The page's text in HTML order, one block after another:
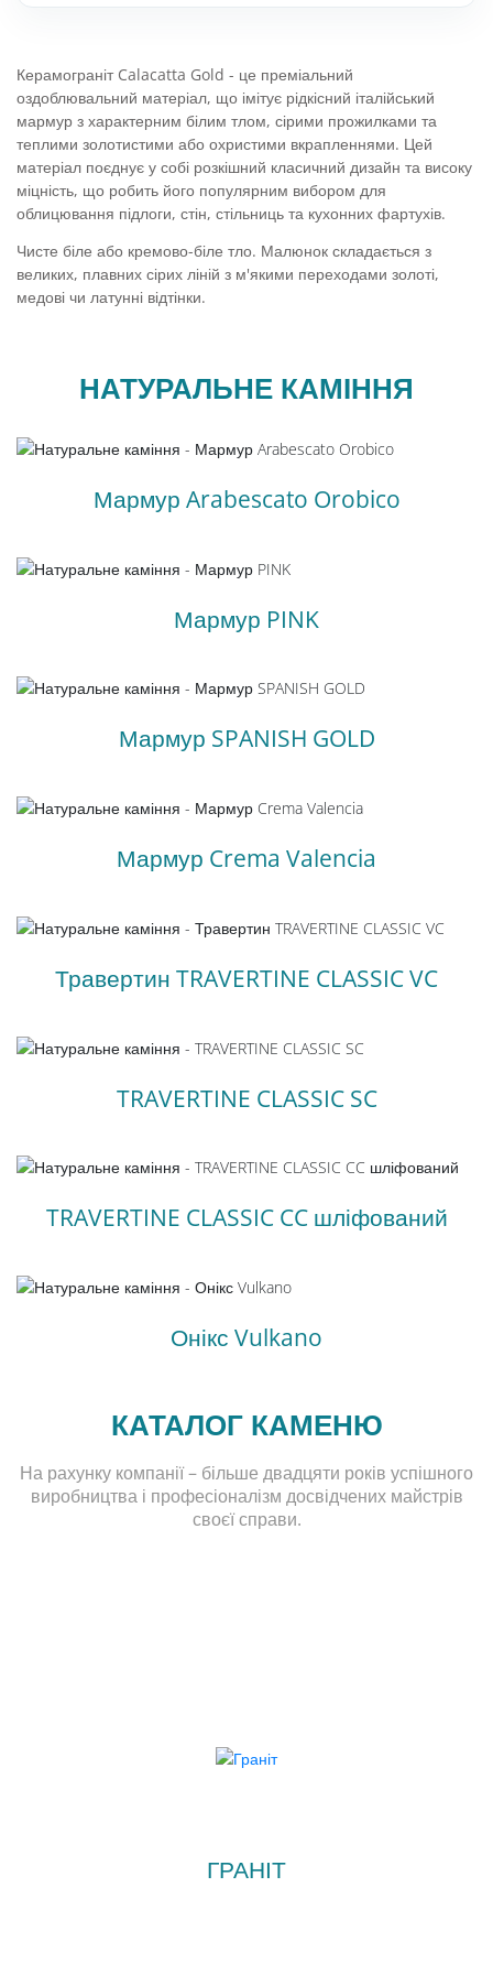
Плити з каменю
Підлоги і стіни з каменю
Стільниці з каменю
Фасад з каменю
Панно з каменів
Керамограніт Calacatta Gold - це преміальний
оздоблювальний матеріал, що імітує рідкісний італійський
мармур з характерним білим тлом, сірими прожилками та
теплими золотистими або охристими вкрапленнями. Цей
матеріал поєднує у собі розкішний класичний дизайн та високу
міцність, що робить його популярним вибором для
облицювання підлоги, стін, стільниць та кухонних фартухів.
Чисте біле або кремово-біле тло. Малюнок складається з
великих, плавних сірих ліній з м'якими переходами золоті,
медові чи латунні відтінки.
НАТУРАЛЬНЕ КАМІННЯ
Мармур Arabescato Orobico
Мармур PINK
Мармур SPANISH GOLD
Мармур Crema Valencia
Травертин TRAVERTINE CLASSIC VC
TRAVERTINE CLASSIC SC
TRAVERTINE CLASSIC CC шліфований
Онікс Vulkano
КАТАЛОГ КАМЕНЮ
На рахунку компанії – більше двадцяти років успішного
виробництва і професіоналізм досвідчених майстрів
своєї справи.
ГРАНІТ